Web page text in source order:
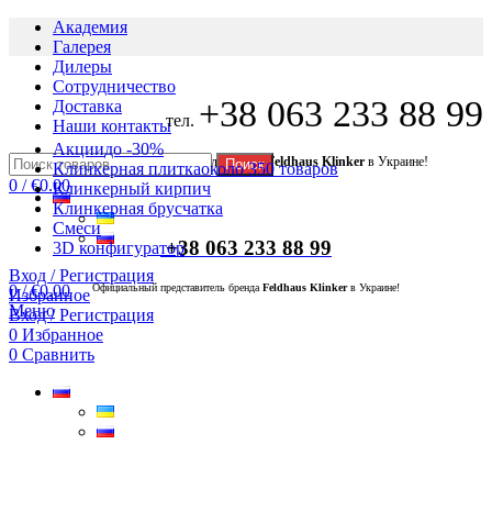
Академия
Галерея
Дилеры
Сотрудничество
Доставка
Наши контакты
Официальный представитель брендаFeldhaus Klinker в Украине!
Вход / Регистрация
Избранное
Вход / Регистрация
0 Избранное
0 Сравнить
тел. +38 063 233 88 99
Поиск
0 / €0.00
+38 063 233 88 99
0/ €0.00
Меню
Акциидо -30%
Клинкерная плиткаоколо 350 товаров
Клинкерный кирпич
Клинкерная брусчатка
Смеси
3D конфигуратор
Официальный представитель бренда Feldhaus Klinkerв Украине!